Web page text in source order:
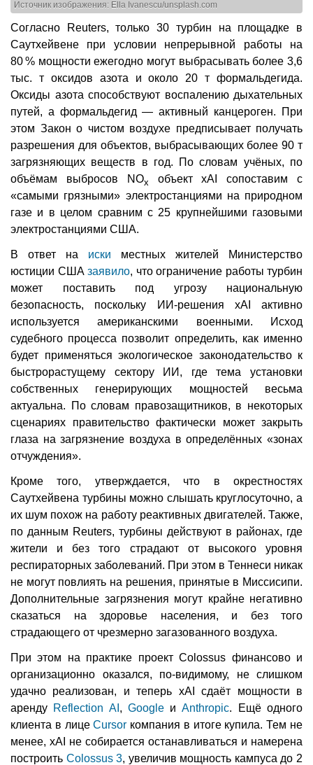
Источник изображения: Ella Ivanescu/unsplash.com
Согласно Reuters, только 30 турбин на площадке в
Саутхейвене при условии непрерывной работы на
80 % мощности ежегодно могут выбрасывать более 3,6
тыс. т оксидов азота и около 20 т формальдегида.
Оксиды азота способствуют воспалению дыхательных
путей, а формальдегид — активный канцероген. При
этом Закон о чистом воздухе предписывает получать
разрешения для объектов, выбрасывающих более 90 т
загрязняющих веществ в год. По словам учёных, по
объёмам выбросов NOx
объект xAI сопоставим с
«самыми грязными» электростанциями на природном
газе и в целом сравним с 25 крупнейшими газовыми
электростанциями США.
В ответ на иски местных жителей Министерство
юстиции США заявило, что ограничение работы турбин
может поставить под угрозу национальную
безопасность, поскольку ИИ-решения xAI активно
используется американскими военными. Исход
судебного процесса позволит определить, как именно
будет применяться экологическое законодательство к
быстрорастущему сектору ИИ, где тема установки
собственных генерирующих мощностей весьма
актуальна. По словам правозащитников, в некоторых
сценариях правительство фактически может закрыть
глаза на загрязнение воздуха в определённых «зонах
отчуждения».
Кроме того, утверждается, что в окрестностях
Саутхейвена турбины можно слышать круглосуточно, а
их шум похож на работу реактивных двигателей. Также,
по данным Reuters, турбины действуют в районах, где
жители и без того страдают от высокого уровня
респираторных заболеваний. При этом в Теннеси никак
не могут повлиять на решения, принятые в Миссисипи.
Дополнительные загрязнения могут крайне негативно
сказаться на здоровье населения, и без того
страдающего от чрезмерно загазованного воздуха.
При этом на практике проект Colossus финансово и
организационно оказался, по-видимому, не слишком
удачно реализован, и теперь xAI сдаёт мощности в
аренду Reflection AI , GoogleиAnthropic. Ещё одного
клиента в лицеCursor компания в итоге купила. Тем не
менее, xAI не собирается останавливаться и намерена
построить Colossus 3, увеличив мощность кампуса до 2